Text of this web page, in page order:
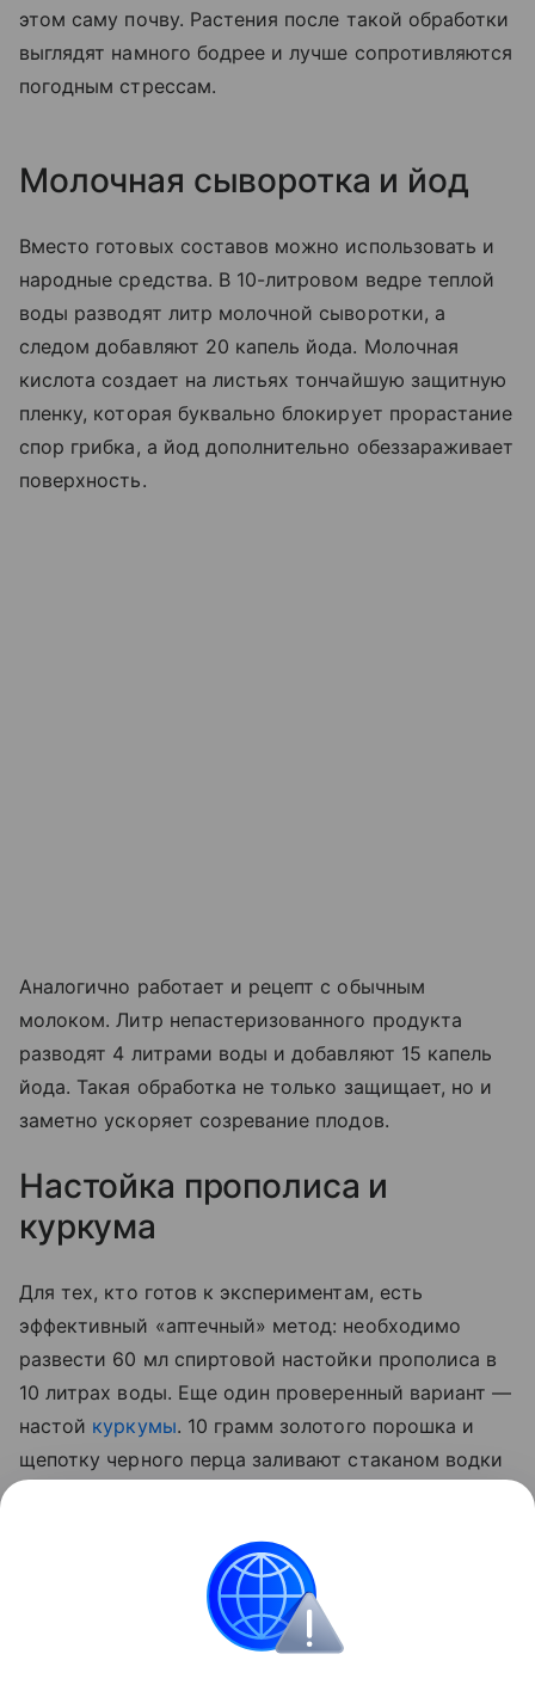
этом саму почву. Растения после такой обработки
выглядят намного бодрее и лучше сопротивляются
погодным стрессам.
Молочная сыворотка и йод
Вместо готовых составов можно использовать и
народные средства. В 10-литровом ведре теплой
воды разводят литр молочной сыворотки, а
следом добавляют 20 капель йода. Молочная
кислота создает на листьях тончайшую защитную
пленку, которая буквально блокирует прорастание
спор грибка, а йод дополнительно обеззараживает
поверхность.
Аналогично работает и рецепт с обычным
молоком. Литр непастеризованного продукта
разводят 4 литрами воды и добавляют 15 капель
йода. Такая обработка не только защищает, но и
заметно ускоряет созревание плодов.
Настойка прополиса и
куркума
Для тех, кто готов к экспериментам, есть
эффективный «аптечный» метод: необходимо
развести 60 мл спиртовой настойки прополиса в
10 литрах воды. Еще один проверенный вариант —
настой куркумы. 10 грамм золотого порошка и
щепотку черного перца заливают стаканом водки
опрыскивают стебли, а также листья с верхней и